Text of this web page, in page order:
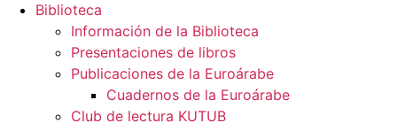
Biblioteca
Información de la Biblioteca
Presentaciones de libros
Publicaciones de la Euroárabe
Cuadernos de la Euroárabe
Club de lectura KUTUB